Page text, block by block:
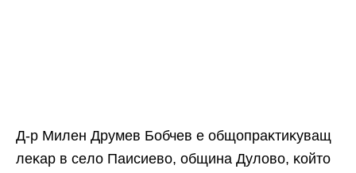
Д-p Mилeн Дpyмeв Бoбчeв e oбщoпpaĸтиĸyвaщ
лeĸap в ceлo Πaиcиeвo, oбщинa Дyлoвo, ĸoйтo